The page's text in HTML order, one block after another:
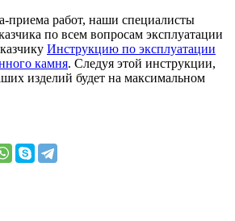
приема работ, наши специалисты
по всем вопросам эксплуатации
Инструкцию по эксплуатации
камня. Следуя этой инструкции,
изделий будет на максимальном